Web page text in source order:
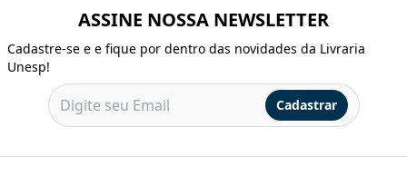
ASSINE NOSSA NEWSLETTER
Cadastre-se e e fique por dentro das novidades da Livraria
Unesp!
Cadastrar